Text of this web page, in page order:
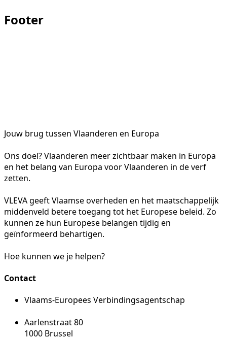
Footer
Jouw brug tussen Vlaanderen en Europa
Ons doel? Vlaanderen meer zichtbaar maken in Europa
en het belang van Europa voor Vlaanderen in de verf
zetten.
VLEVA geeft Vlaamse overheden en het maatschappelijk
middenveld betere toegang tot het Europese beleid. Zo
kunnen ze hun Europese belangen tijdig en
geïnformeerd behartigen.
Hoe kunnen we je helpen?
Contact
Vlaams-Europees Verbindingsagentschap
Aarlenstraat 80
1000 Brussel